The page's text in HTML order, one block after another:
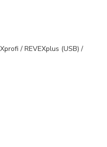
/ REVEXplus (USB) /